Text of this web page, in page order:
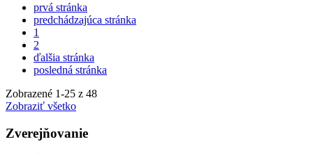
prvá stránka
predchádzajúca stránka
1
2
ďalšia stránka
posledná stránka
Zobrazené 1-25 z 48
Zobraziť všetko
Zverejňovanie